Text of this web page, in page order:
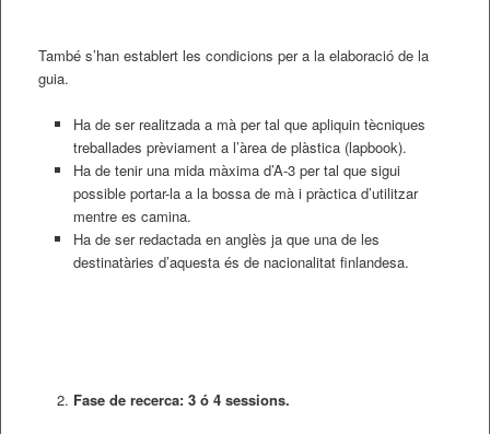
També s’han establert les condicions per a la elaboració de la
guia.
Ha de ser realitzada a mà per tal que apliquin tècniques
treballades prèviament a l’àrea de plàstica (lapbook).
Ha de tenir una mida màxima d’A-3 per tal que sigui
possible portar-la a la bossa de mà i pràctica d’utilitzar
mentre es camina.
Ha de ser redactada en anglès ja que una de les
destinatàries d’aquesta és de nacionalitat finlandesa.
Fase de recerca: 3 ó 4 sessions.